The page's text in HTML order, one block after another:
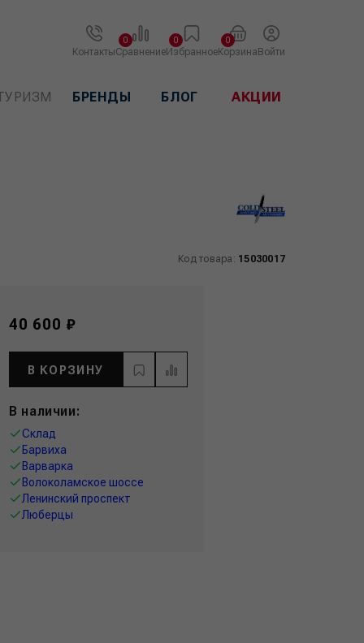
КонтактыСравнение
0
Избранное
0
Корзина
0
Войти
БРЕНДЫ БЛОГ АКЦИИ
Код товара: 15030017
40 600 ₽
В КОРЗИНУ
В наличии:
Склад
Барвиха
Варварка
Волоколамское шоссе
Ленинский проспект
Люберцы